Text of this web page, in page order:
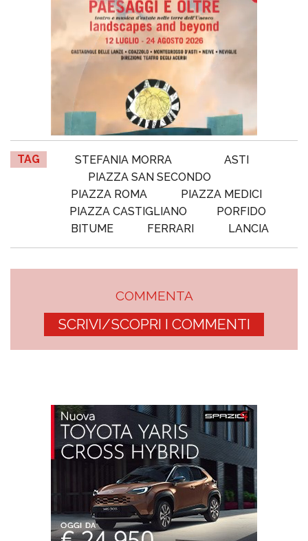
TAG STEFANIA MORRA
ASTI
PIAZZA SAN SECONDO
PIAZZA ROMA
PIAZZA MEDICI
PIAZZA CASTIGLIANO
PORFIDO
BITUME
FERRARI LANCIA
COMMENTA
SCRIVI/SCOPRI I COMMENTI